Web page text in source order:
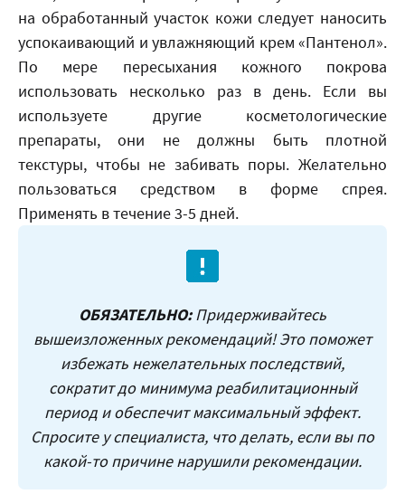
на обработанный участок кожи следует наносить
успокаивающий и увлажняющий крем «Пантенол».
По мере пересыхания кожного покрова
использовать несколько раз в день. Если вы
используете другие косметологические
препараты, они не должны быть плотной
текстуры, чтобы не забивать поры. Желательно
пользоваться средством в форме спрея.
Применять в течение 3-5 дней.
ОБЯЗАТЕЛЬНО:Придерживайтесь
вышеизложенных рекомендаций! Это поможет
избежать нежелательных последствий,
сократит до минимума реабилитационный
период и обеспечит максимальный эффект.
Спросите у специалиста, что делать, если вы по
какой-то причине нарушили рекомендации.